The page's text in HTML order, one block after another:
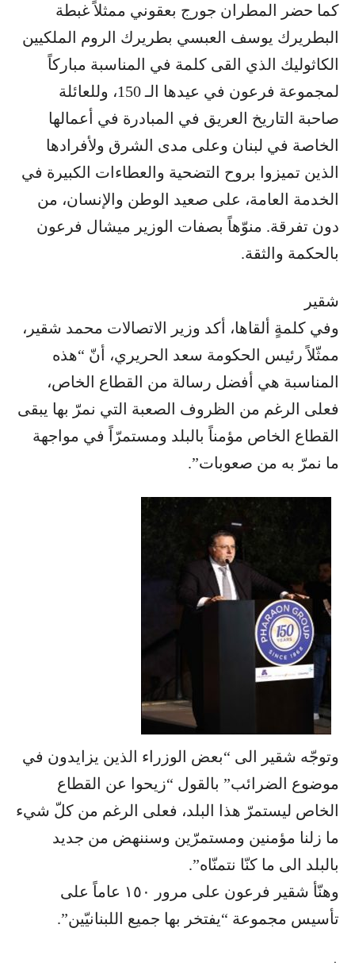
كما حضر المطران جورج بعقوني ممثلاً غبطة
البطريرك يوسف العبسي بطريرك الروم الملكيين
الكاثوليك الذي القى كلمة في المناسبة مباركاً
لمجموعة فرعون في عيدها الـ 150، وللعائلة
صاحبة التاريخ العريق في المبادرة في أعمالها
الخاصة في لبنان وعلى مدى الشرق ولأفرادها
الذين تميزوا بروح التضحية والعطاءات الكبيرة في
الخدمة العامة، على صعيد الوطن والإنسان، من
دون تفرقة. منوّهاً بصفات الوزير ميشال فرعون
بالحكمة والثقة.
شقير
وفي كلمةٍ ألقاها، أكد وزير الاتصالات محمد شقير،
ممثّلاً رئيس الحكومة سعد الحريري، أنّ “هذه
المناسبة هي أفضل رسالة من القطاع الخاص،
فعلى الرغم من الظروف الصعبة التي نمرّ بها يبقى
القطاع الخاص مؤمناً بالبلد ومستمرّاً في مواجهة
ما نمرّ به من صعوبات”.
وتوجّه شقير الى “بعض الوزراء الذين يزايدون في
موضوع الضرائب” بالقول “زيحوا عن القطاع
الخاص ليستمرّ هذا البلد، فعلى الرغم من كلّ شيء
ما زلنا مؤمنين ومستمرّين وسننهض من جديد
بالبلد الى ما كنّا نتمنّاه”.
وهنّأ شقير فرعون على مرور ١٥٠ عاماً على
تأسيس مجموعة “يفتخر بها جميع اللبنانيّين”.